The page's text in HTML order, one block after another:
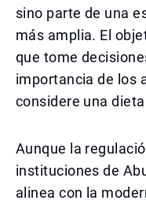
sino parte de una
más amplia. El
que tome
importancia de los
considere una
Aunque la
instituciones de
alinea con la